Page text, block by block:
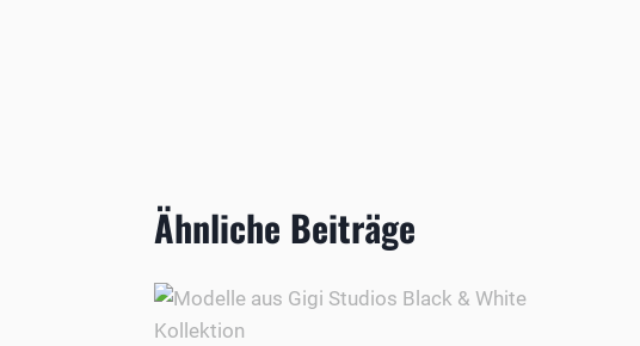
Ähnliche Beiträge